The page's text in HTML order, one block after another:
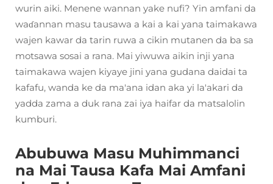
wurin aiki. Menene wannan yake nufi? Yin amfani da
waɗannan masu tausawa a kai a kai yana taimakawa
wajen kawar da tarin ruwa a cikin mutanen da ba sa
motsawa sosai a rana. Mai yiwuwa aikin inji yana
taimakawa wajen kiyaye jini yana gudana daidai ta
kafafu, wanda ke da ma'ana idan aka yi la'akari da
yadda zama a duk rana zai iya haifar da matsalolin
kumburi.
Abubuwa Masu Muhimmanci
na Mai Tausa Kafa Mai Amfani